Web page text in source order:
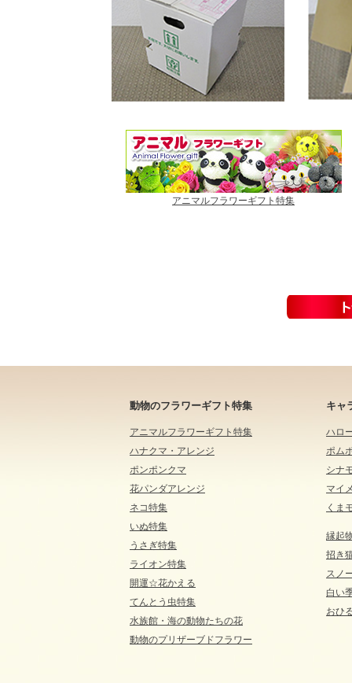
アニマルフラワーギフト特集
動物のフラワーギフト特集 キャ
アニマルフラワーギフト特集
ハナクマ・アレンジ
ポンポンクマ
花パンダアレンジ
ネコ特集
いぬ特集
うさぎ特集
ライオン特集
開運☆花かえる
てんとう虫特集
水族館・海の動物たちの花
動物のプリザーブドフラワー
ハロ
ポム
シナ
マイ
くま
縁起
招き
スノ
白い
おひ